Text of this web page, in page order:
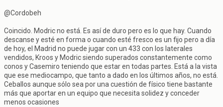
@Cordobeh
Coincido. Modric no está. Es así de duro pero es lo que hay. Cuando
descanse y esté en forma o cuando esté fresco es un fijo pero a día
de hoy, el Madrid no puede jugar con un 433 con los laterales
vendidos, Kroos y Modric siendo superados constantemente como
conos y Casemiro teniendo que estar en todas partes. Está a la vista
que ese mediocampo, que tanto a dado en los últimos años, no está.
Ceballos aunque sólo sea por una cuestión de físico tiene bastante
más que aportar en un equipo que necesita solidez y conceder
menos ocasiones